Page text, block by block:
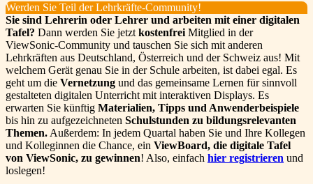
Werden Sie Teil der Lehrkräfte-Community!
Sie sind Lehrerin oder Lehrer und arbeiten mit einer digitalen
Tafel? Dann werden Sie jetzt kostenfrei Mitglied in der
ViewSonic-Community und tauschen Sie sich mit anderen
Lehrkräften aus Deutschland, Österreich und der Schweiz aus! Mit
welchem Gerät genau Sie in der Schule arbeiten, ist dabei egal. Es
geht um die Vernetzung und das gemeinsame Lernen für sinnvoll
gestalteten digitalen Unterricht mit interaktiven Displays. Es
erwarten Sie künftig Materialien, Tipps und Anwenderbeispiele
bis hin zu aufgezeichneten Schulstunden zu bildungsrelevanten
Themen. Außerdem: In jedem Quartal haben Sie und Ihre Kollegen
und Kolleginnen die Chance, ein ViewBoard, die digitale Tafel
von ViewSonic, zu gewinnen! Also, einfach hier registrieren und
loslegen!